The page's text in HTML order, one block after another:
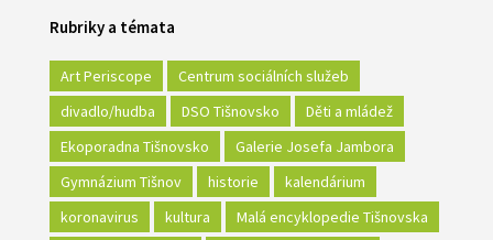
Rubriky a témata
Art Periscope
Centrum sociálních služeb
divadlo/hudba
DSO Tišnovsko
Děti a mládež
Ekoporadna Tišnovsko
Galerie Josefa Jambora
Gymnázium Tišnov
historie
kalendárium
koronavirus
kultura
Malá encyklopedie Tišnovska